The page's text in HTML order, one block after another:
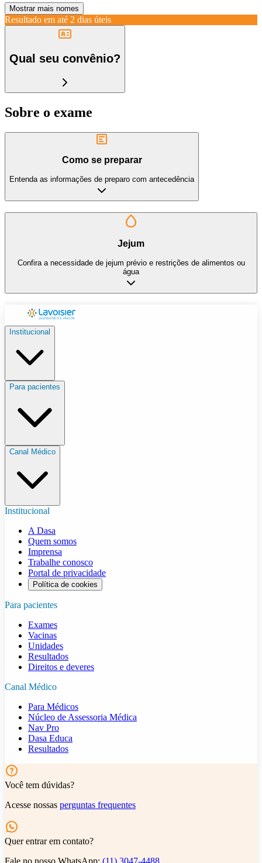
Mostrar mais nomes
Resultado em até 2 dias úteis
Qual seu convênio?
Sobre o exame
Como se preparar
Entenda as informações de preparo com antecedência
Jejum
Confira a necessidade de jejum prévio e restrições de alimentos ou
água
Institucional
Para pacientes
Canal Médico
Institucional
A Dasa
Quem somos
Imprensa
Trabalhe conosco
Portal de privacidade
Política de cookies
Para pacientes
Exames
Vacinas
Unidades
Resultados
Direitos e deveres
Canal Médico
Para Médicos
Núcleo de Assessoria Médica
Nav Pro
Dasa Educa
Resultados
Você tem dúvidas?
Acesse nossas perguntas frequentes
Quer entrar em contato?
Fale no nosso WhatsApp: (11) 3047-4488